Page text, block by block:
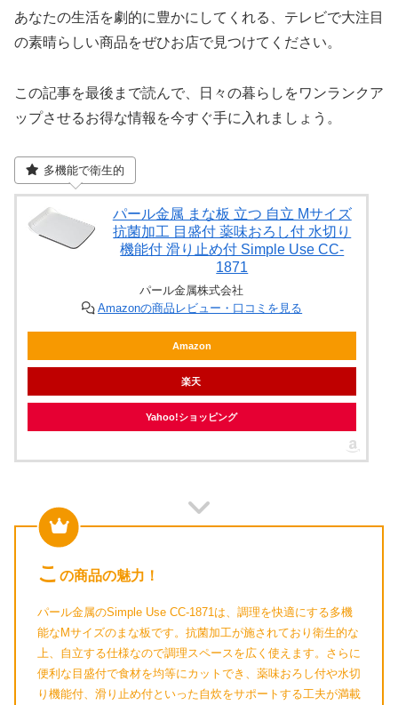
あなたの生活を劇的に豊かにしてくれる、テレビで大注目
の素晴らしい商品をぜひお店で見つけてください。
この記事を最後まで読んで、日々の暮らしをワンランクア
ップさせるお得な情報を今すぐ手に入れましょう。
多機能で衛生的
パール金属 まな板 立つ 自立 Mサイズ
抗菌加工 目盛付 薬味おろし付 水切り
機能付 滑り止め付 Simple Use CC-
1871
パール金属株式会社
Amazonの商品レビュー・口コミを見る
Amazon
楽天
Yahoo!ショッピング
こ の商品の魅力！
パール金属のSimple Use CC-1871は、調理を快適にする多機
能なMサイズのまな板です。抗菌加工が施されており衛生的な
上、自立する仕様なので調理スペースを広く使えます。さらに
便利な目盛付で食材を均等にカットでき、薬味おろし付や水切
り機能付、滑り止め付といった自炊をサポートする工夫が満載